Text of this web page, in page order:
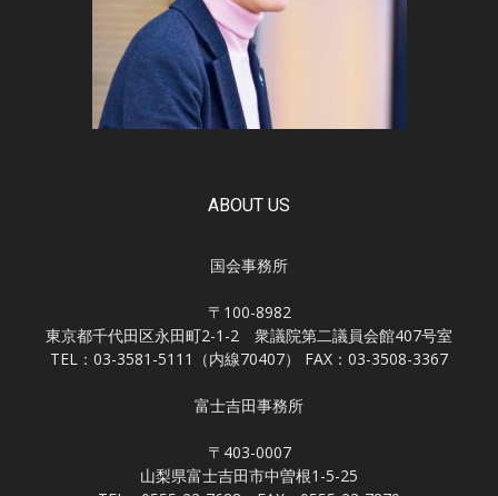
ABOUT US
国会事務所
〒100-8982
東京都千代田区永田町2-1-2 衆議院第二議員会館407号室
TEL：03-3581-5111（内線70407） FAX：03-3508-3367
富士吉田事務所
〒403-0007
山梨県富士吉田市中曽根1-5-25